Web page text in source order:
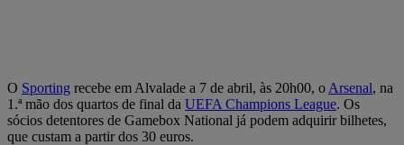
O Sporting recebe em Alvalade a 7 de abril, às 20h00, o Arsenal, na
1.ª mão dos quartos de final da UEFA Champions League. Os
sócios detentores de Gamebox National já podem adquirir bilhetes,
que custam a partir dos 30 euros.